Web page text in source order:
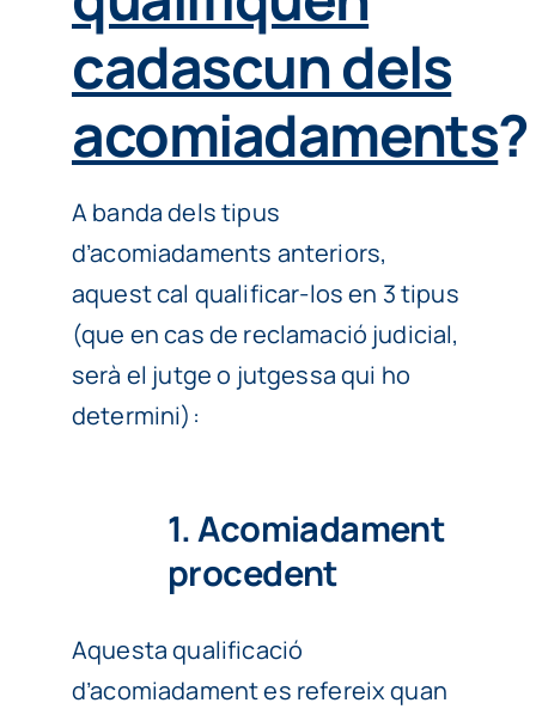
cadascun dels
acomiadaments?
A banda dels tipus
d’acomiadaments anteriors,
aquest cal qualificar-los en 3 tipus
(que en cas de reclamació judicial,
serà el jutge o jutgessa qui ho
determini):
1. Acomiadament
procedent
Aquesta qualificació
d’acomiadament es refereix quan